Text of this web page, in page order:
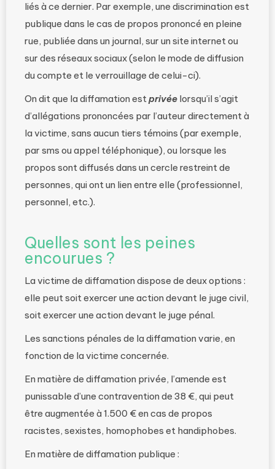
liés à ce dernier. Par exemple, une discrimination est
publique dans le cas de propos prononcé en pleine
rue, publiée dans un journal, sur un site internet ou
sur des réseaux sociaux (selon le mode de diffusion
du compte et le verrouillage de celui-ci).
On dit que la diffamation estprivée lorsqu’il s’agit
d’allégations prononcées par l’auteur directement à
la victime, sans aucun tiers témoins (par exemple,
par sms ou appel téléphonique), ou lorsque les
propos sont diffusés dans un cercle restreint de
personnes, qui ont un lien entre elle (professionnel,
personnel, etc.).
Quelles sont les peines
encourues ?
La victime de diffamation dispose de deux options :
elle peut soit exercer une action devant le juge civil,
soit exercer une action devant le juge pénal.
Les sanctions pénales de la diffamation varie, en
fonction de la victime concernée.
En matière de diffamation privée, l’amende est
punissable d’une contravention de 38 €, qui peut
être augmentée à 1.500 € en cas de propos
racistes, sexistes, homophobes et handiphobes.
En matière de diffamation publique :